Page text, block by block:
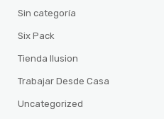
Sin categoría
Six Pack
Tienda Ilusion
Trabajar Desde Casa
Uncategorized